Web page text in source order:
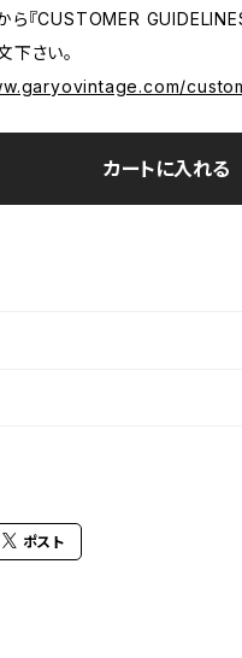
ら『CUSTOMER
下さい。
カートに入れる
ポスト